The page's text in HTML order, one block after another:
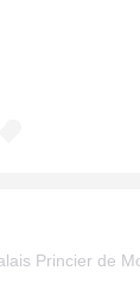
Princier de